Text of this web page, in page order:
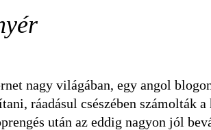
nagy világában, egy angol
ráadásul csészében számolták
után az eddig nagyon jól